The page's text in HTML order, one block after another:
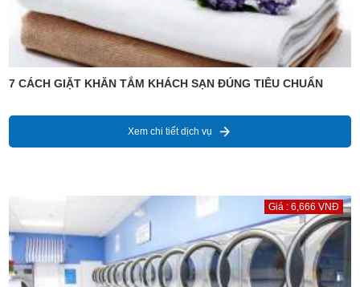
7 CÁCH GIẶT KHĂN TẮM KHÁCH SẠN ĐÚNG TIÊU CHUẨN
Xem chi tiết dịch vụ
Giá : 6,666 VNĐ